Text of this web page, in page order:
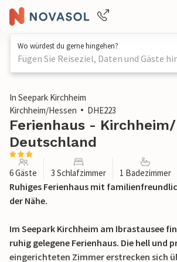
Wo würdest du gerne hingehen?
Fügen Sie Reiseziel, Daten und Gäste
1 / 15
In Seepark Kirchheim
Kirchheim/Hessen
DHE223
Ferienhaus - Kirchheim/
Deutschland
6 Gäste 3 Schlafzimmer 1 Badezimmer
Ruhiges Ferienhaus mit
der Nähe.
Im Seepark Kirchheim am Ibrastausee
ruhig gelegene Ferienhaus. Die hell und
eingerichteten Zimmer erstrecken sich